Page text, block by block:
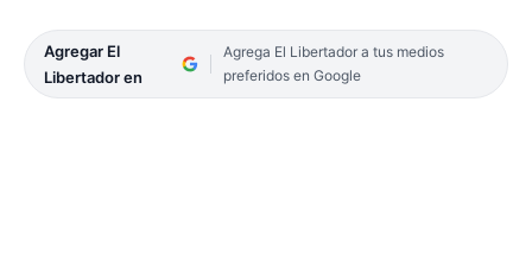
Agregar El
Libertador en
Agrega El Libertador a tus medios
preferidos en Google